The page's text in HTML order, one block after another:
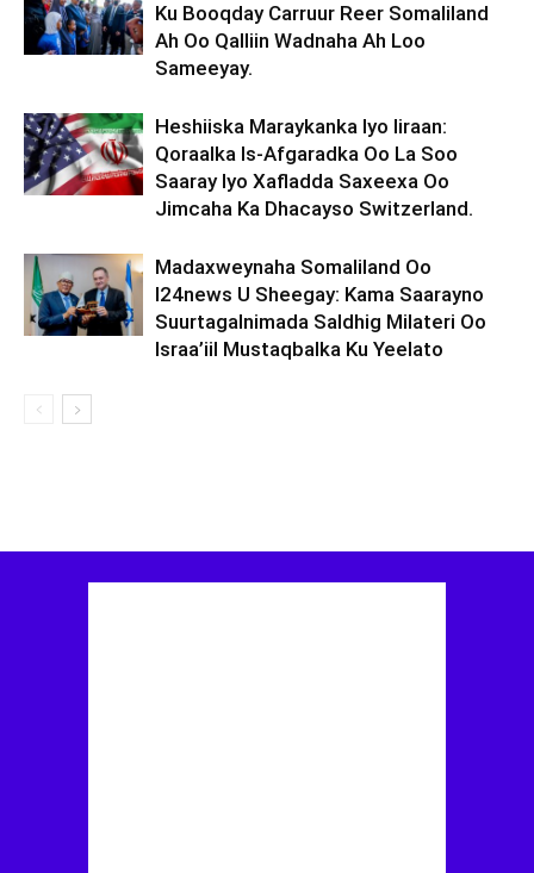
Ku Booqday Carruur Reer Somaliland
Ah Oo Qalliin Wadnaha Ah Loo
Sameeyay.
Heshiiska Maraykanka Iyo Iiraan:
Qoraalka Is-Afgaradka Oo La Soo
Saaray Iyo Xafladda Saxeexa Oo
Jimcaha Ka Dhacayso Switzerland.
Madaxweynaha Somaliland Oo
I24news U Sheegay: Kama Saarayno
Suurtagalnimada Saldhig Milateri Oo
Israa’iil Mustaqbalka Ku Yeelato